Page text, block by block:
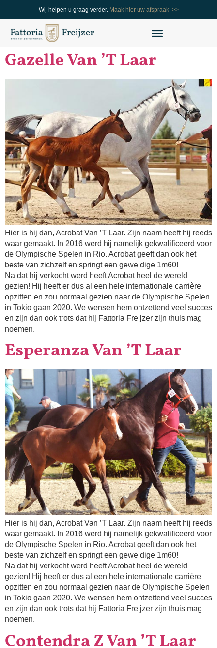
Wij helpen u graag verder.Maak hier uw afspraak. >>
Gazelle Van ’T Laar
Hier is hij dan, Acrobat Van ’T Laar. Zijn naam heeft hij reeds
waar gemaakt. In 2016 werd hij namelijk gekwalificeerd voor
de Olympische Spelen in Rio. Acrobat geeft dan ook het
beste van zichzelf en springt een geweldige 1m60!
Na dat hij verkocht werd heeft Acrobat heel de wereld
gezien! Hij heeft er dus al een hele internationale carrière
opzitten en zou normaal gezien naar de Olympische Spelen
in Tokio gaan 2020. We wensen hem ontzettend veel succes
en zijn dan ook trots dat hij Fattoria Freijzer zijn thuis mag
noemen.
Esperanza Van ’T Laar
Hier is hij dan, Acrobat Van ’T Laar. Zijn naam heeft hij reeds
waar gemaakt. In 2016 werd hij namelijk gekwalificeerd voor
de Olympische Spelen in Rio. Acrobat geeft dan ook het
beste van zichzelf en springt een geweldige 1m60!
Na dat hij verkocht werd heeft Acrobat heel de wereld
gezien! Hij heeft er dus al een hele internationale carrière
opzitten en zou normaal gezien naar de Olympische Spelen
in Tokio gaan 2020. We wensen hem ontzettend veel succes
en zijn dan ook trots dat hij Fattoria Freijzer zijn thuis mag
noemen.
Contendra Z Van ’T Laar